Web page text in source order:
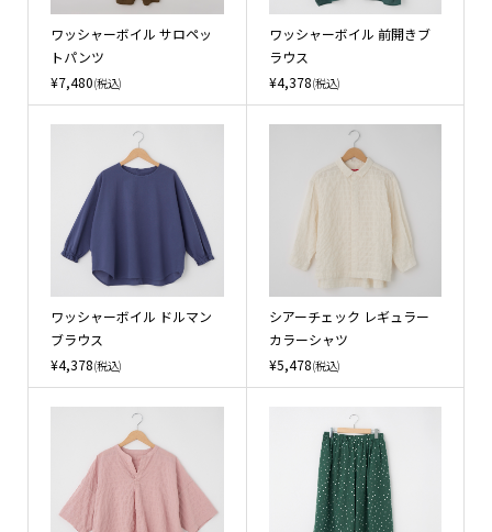
ワッシャーボイル サロペッ
トパンツ
¥7,480(税込)
ワッシャーボイル 前開きブ
ラウス
¥4,378(税込)
ワッシャーボイル ドルマン
ブラウス
¥4,378(税込)
シアーチェック レギュラー
カラーシャツ
¥5,478(税込)